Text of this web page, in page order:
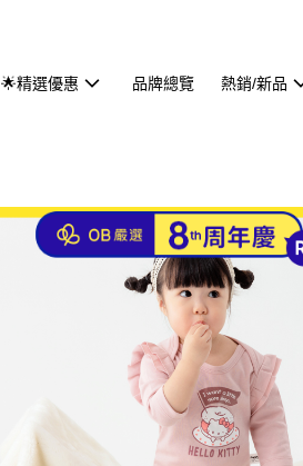
🌟精選優惠 品牌總覽 熱銷/新品